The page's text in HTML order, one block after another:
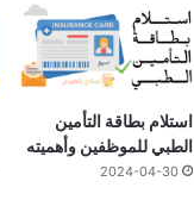
استلام بطاقة التأمين
الطبي للموظفين وأهميته
2024-04-30